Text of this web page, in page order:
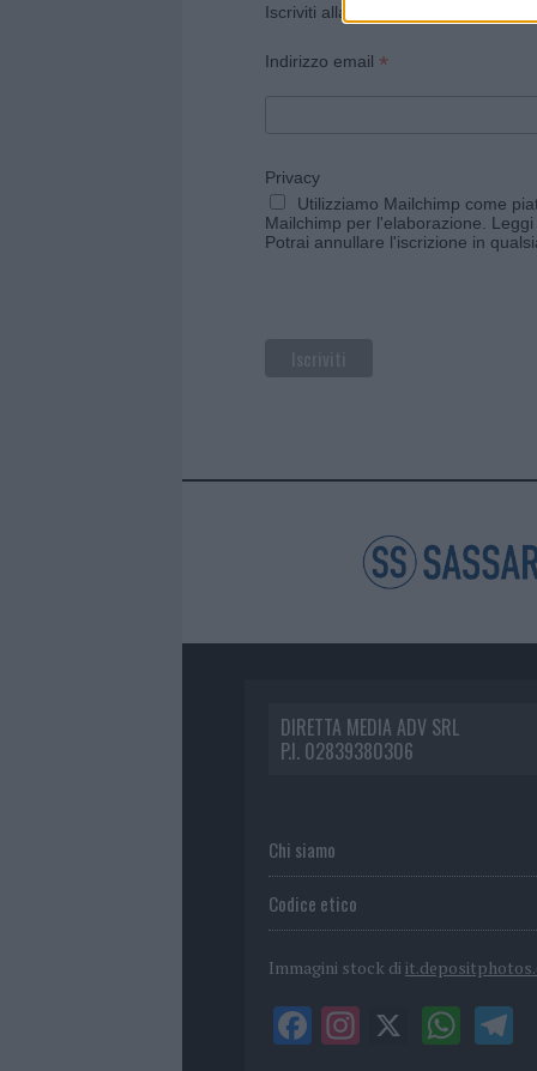
Iscriviti alla newsletter di Gallura
Indirizzo email *
Privacy
Utilizziamo Mailchimp come
Mailchimp per l'elaborazione.
Potrai annullare l'iscrizione in
DIRETTA MEDIA ADV SRL
P.I. 02839380306
Chi siamo
Codice etico
Immagini stock di